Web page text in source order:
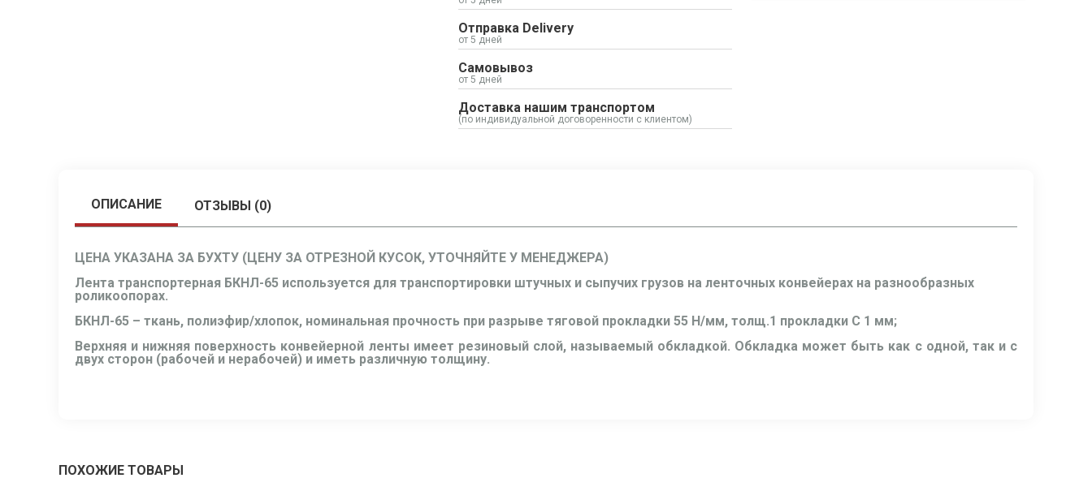
Отправка Delivery
от 5 дней
Самовывоз
от 5 дней
Доставка нашим транспортом
(по индивидуальной договоренности с клиентом)
ОПИСАНИЕ ОТЗЫВЫ (0)
ЦЕНА УКАЗАНА ЗА БУХТУ (ЦЕНУ ЗА ОТРЕЗНОЙ КУСОК, УТОЧНЯЙТЕ У МЕНЕДЖЕРА)
Лента транспортерная БКНЛ-65 используется для транспортировки штучных и сыпучих грузов на ленточных конвейерах на разнообразных
роликоопорах.
БКНЛ-65 – ткань, полиэфир/хлопок, номинальная прочность при разрыве тяговой прокладки 55 Н/мм, толщ.1 прокладки C 1 мм;
Верхняя и нижняя поверхность конвейерной ленты имеет резиновый слой, называемый обкладкой. Обкладка может быть как с одной, так и с
двух сторон (рабочей и нерабочей) и иметь различную толщину.
ПОХОЖИЕ ТОВАРЫ